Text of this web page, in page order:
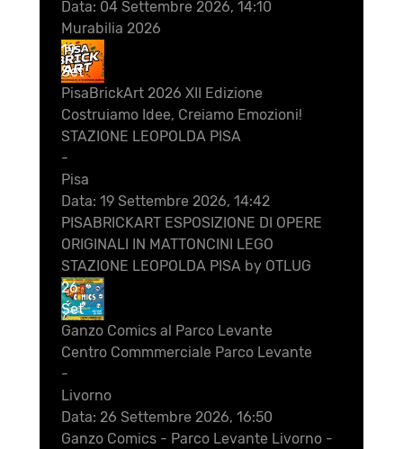
Data: 04 Settembre 2026, 14:10
Murabilia 2026
19
Set
PisaBrickArt 2026 XII Edizione
Costruiamo Idee, Creiamo Emozioni!
STAZIONE LEOPOLDA PISA
-
Pisa
Data: 19 Settembre 2026, 14:42
PISABRICKART ESPOSIZIONE DI OPERE
ORIGINALI IN MATTONCINI LEGO
STAZIONE LEOPOLDA PISA by OTLUG
26
Set
Ganzo Comics al Parco Levante
Centro Commmerciale Parco Levante
-
Livorno
Data: 26 Settembre 2026, 16:50
Ganzo Comics - Parco Levante Livorno -